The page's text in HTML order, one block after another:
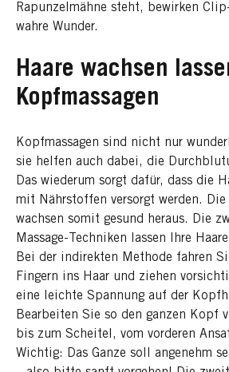
Rapunzelmähne steht, bewirken
wahre Wunder.
Haare wachsen
Kopfmassagen
Kopfmassagen sind nicht nur
sie helfen auch dabei, die
Das wiederum sorgt dafür, dass die
mit Nährstoffen versorgt werden. Die
wachsen somit gesund heraus. Die
Massage-Techniken lassen Ihre
Bei der indirekten Methode fahren
Fingern ins Haar und ziehen
eine leichte Spannung auf der
Bearbeiten Sie so den ganzen Kopf
bis zum Scheitel, vom vorderen
Wichtig: Das Ganze soll angenehm